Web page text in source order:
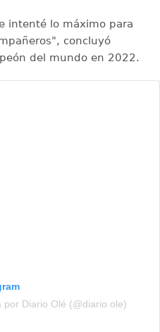
intenté lo máximo para
concluyó
del mundo en 2022.
Diario Olé (@diario.ole)